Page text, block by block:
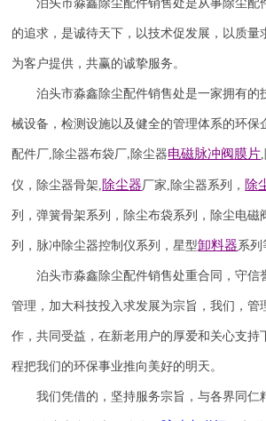
泊头市淼鑫除尘配件销售处是从事除尘配
的追求，是诚待天下，以技术促发展，以质量
为客户提供，共赢的诚挚服务。
泊头市淼鑫除尘配件销售处是一家拥有的
械设备，检测设施以及健全的管理体系的环保
配件厂, 除尘器布袋厂, 除尘器电磁脉冲阀膜片,
仪 ， 除尘器骨架,除尘器厂家, 除尘器系列， 除
列，弹簧骨架系列，除尘布袋系列，除尘电磁
列，脉冲除尘器控制仪系列，星型卸料器系列
泊头市淼鑫除尘配件销售处重合同，守信
管理，加大科技投入求发展为宗旨，我们，管
作，共同受益，在新老用户的厚爱和关心支持
程把我们的环保事业推向美好的明天。
我们凭借的，坚持服务宗旨，与各界同仁